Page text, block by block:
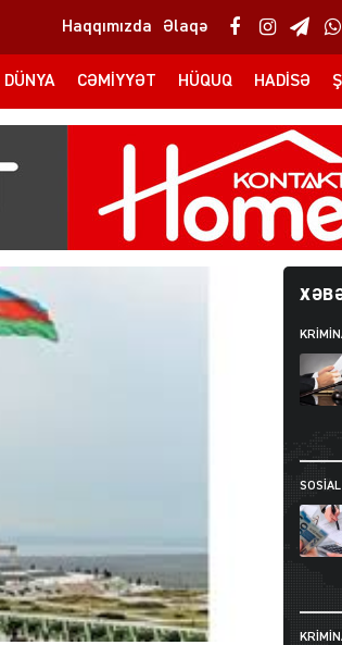
Haqqımızda Əlaqə
DÜNYA CƏMIYYƏT HÜQUQ HADISƏ
SOSIAL